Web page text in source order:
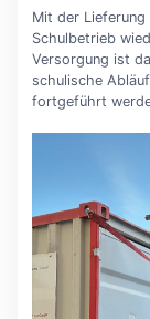
Mit der
Schulbetrieb
Versorgung ist
schulische
fortgeführt